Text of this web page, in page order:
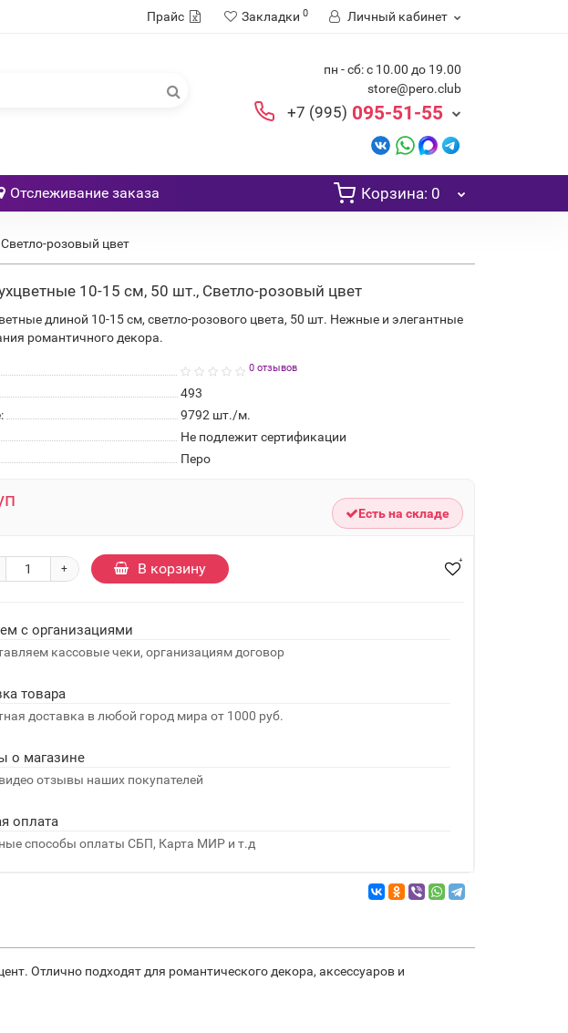
Прайс Закладки 0 Личный кабинет
пн - сб: с 10.00 до 19.00
store@pero.club
+7 (995) 095-51-55
Отслеживание заказа Корзина: 0
розовый цвет
10-15 см, 50 шт., Светло-розовый цвет
длиной 10-15 см, светло-розового цвета, 50 шт. Нежные и элегантные
романтичного декора.
0 отзывов
493
9792 шт./м.
Не подлежит сертификации
Перо
Есть на складе
+ В корзину
с организациями
кассовые чеки, организациям договор
товара
доставка в любой город мира от 1000 руб.
о магазине
отзывы наших покупателей
оплата
способы оплаты СБП, Карта МИР и т.д
Отлично подходят для романтического декора, аксессуаров и